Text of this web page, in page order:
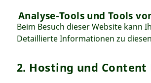
Analyse-Tools und Tools
Beim Besuch dieser Website kann
Detaillierte Informationen zu
2. Hosting und